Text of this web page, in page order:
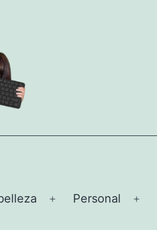
Abrir
Personal